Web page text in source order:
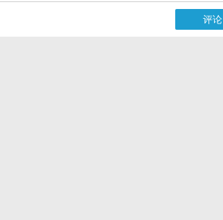
评论